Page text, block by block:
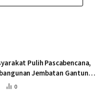
Pulih Pascabencana,
Jembatan Gantung
0